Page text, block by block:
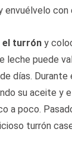
envuélvelo con
el turrón y
leche puede
días.
su aceite y
a poco.
turrón